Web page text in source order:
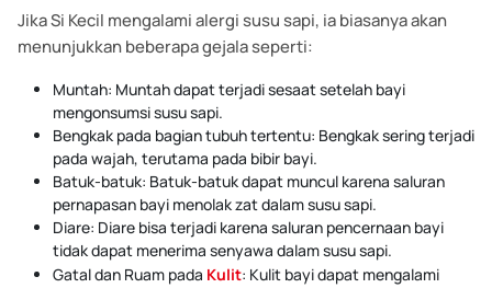
Jika Si Kecil mengalami alergi susu sapi, ia biasanya akan
menunjukkan beberapa gejala seperti:
Muntah: Muntah dapat terjadi sesaat setelah bayi
mengonsumsi susu sapi.
Bengkak pada bagian tubuh tertentu: Bengkak sering terjadi
pada wajah, terutama pada bibir bayi.
Batuk-batuk: Batuk-batuk dapat muncul karena saluran
pernapasan bayi menolak zat dalam susu sapi.
Diare: Diare bisa terjadi karena saluran pencernaan bayi
tidak dapat menerima senyawa dalam susu sapi.
Gatal dan Ruam pada Kulit: Kulit bayi dapat mengalami